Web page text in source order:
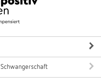
Schwangerschaft